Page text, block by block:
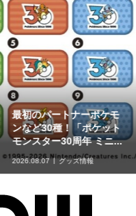
最初のパートナーポケモ
ンなど30種！「ポケット
モンスター30周年 ミニ...
2026.08.07 グッズ情報